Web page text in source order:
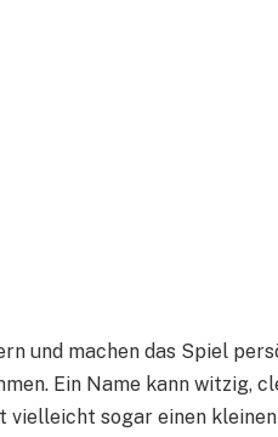
und machen das Spiel
Ein Name kann witzig,
vielleicht sogar einen